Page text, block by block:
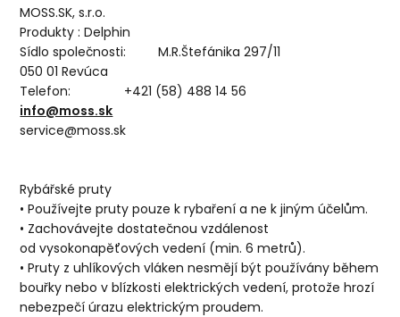
MOSS.SK, s.r.o.
Produkty : Delphin
Sídlo společnosti: M.R.Štefánika 297/11
050 01 Revúca
Telefon: +421 (58) 488 14 56
info@moss.sk
service@moss.sk
Rybářské pruty
• Používejte pruty pouze k rybaření a ne k jiným účelům.
• Zachovávejte dostatečnou vzdálenost
od vysokonapěťových vedení (min. 6 metrů).
• Pruty z uhlíkových vláken nesmějí být používány během
bouřky nebo v blízkosti elektrických vedení, protože hrozí
nebezpečí úrazu elektrickým proudem.